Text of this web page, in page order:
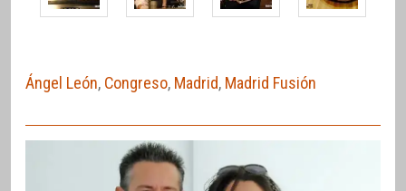
Ángel León, Congreso, Madrid, Madrid Fusión